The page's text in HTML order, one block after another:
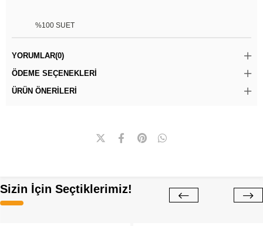
%100 SUET
YORUMLAR(0)
ÖDEME SEÇENEKLERI
ÜRÜN ÖNERILERI
Sizin İçin Seçtiklerimiz!